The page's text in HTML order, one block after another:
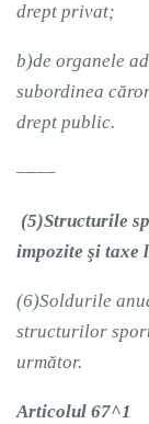
drept privat;
b)de organele
subordinea
drept public.
––––
(5)Structurile
impozite şi taxe
(6)Soldurile
structurilor
următor.
Articolul 67^1